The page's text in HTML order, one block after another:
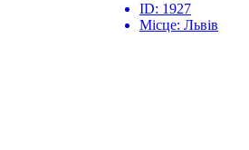
ID: 1927
Місце: Львів